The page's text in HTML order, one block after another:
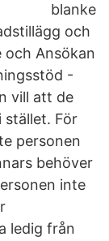
blanke
och
och Ansökan
-
vill att de
stället. För
personen
behöver
inte
ledig från